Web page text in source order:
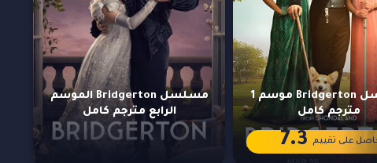
مسلسل Bridgerton موسم 1
مترجم كامل
على تقييم 7.3
مسلسل Bridgerton الموسم
الرابع مترجم كامل